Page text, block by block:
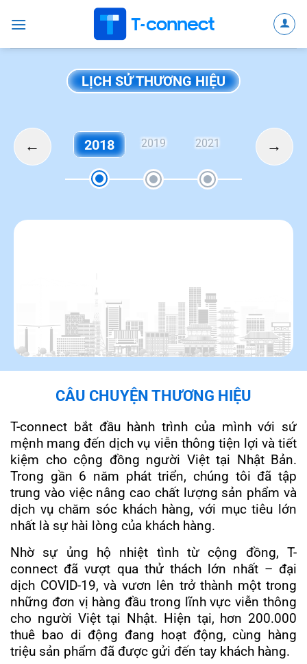
qua
LỊCH SỬ THƯƠNG HIỆU
← 2018 2019 2021 2022→
Công ty cổ phần viễn thông T-connect được thành lập
Bắt đầu triển khai dịch vụ tới khách hàng cá nhân
Trong 1 năm, 2 kênh TikTok cộng đồng của T-connect lần
10/2022: Ra mắt chi nhánh T-connect đầu tiên ở Việt Nam tại
Đạt mốc 100.000 người dùng sử dụng
Nhanh chóng cán mốc 200.000 người dùng sau 3 năm phát
Tổ chức sự kiện T-Talent, tìm kiếm và phát triển tài năng
Ra mắt ứng dụng My T-connect – ứng dụng viễn thông đầu
6/2024: Ra mắt chi nhánh tại TP HCM đồng thời là công ty
CÂU CHUYỆN THƯƠNG HIỆU
T-connect bắt đầu hành trình của mình với sứ
mệnh mang đến dịch vụ viễn thông tiện lợi và tiết
kiệm cho cộng đồng người Việt tại Nhật Bản.
Trong gần 6 năm phát triển, chúng tôi đã tập
trung vào việc nâng cao chất lượng sản phẩm và
dịch vụ chăm sóc khách hàng, với mục tiêu lớn
nhất là sự hài lòng của khách hàng.
Nhờ sự ủng hộ nhiệt tình từ cộng đồng, T-
connect đã vượt qua thử thách lớn nhất – đại
dịch COVID-19, và vươn lên trở thành một trong
những đơn vị hàng đầu trong lĩnh vực viễn thông
cho người Việt tại Nhật. Hiện tại, hơn 200.000
thuê bao di động đang hoạt động, cùng hàng
triệu sản phẩm đã được gửi đến tay khách hàng.